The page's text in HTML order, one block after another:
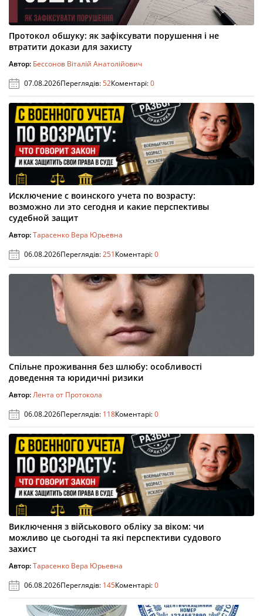
Протокол обшуку: як зафіксувати порушення і не
втратити докази для захисту
Автор: Бессонов Віталій Анатолійович
07.08.2026Переглядів:52Коментарі:0
Исключение с воинского учета по возрасту:
возможно ли это сегодня и какие перспективы
судебной защит
Автор:Тарасенко Вера Юрьевна
06.08.2026Переглядів:251Коментарі:0
Спільне проживання без шлюбу: особливості
доведення та юридичні ризики
Автор:Лента от Протокола
06.08.2026Переглядів: 118Коментарі:0
Виключення з військового обліку за віком: чи
можливо це сьогодні та які перспективи судового
захист
Автор:Тарасенко Вера Юрьевна
06.08.2026Переглядів: 145Коментарі:0